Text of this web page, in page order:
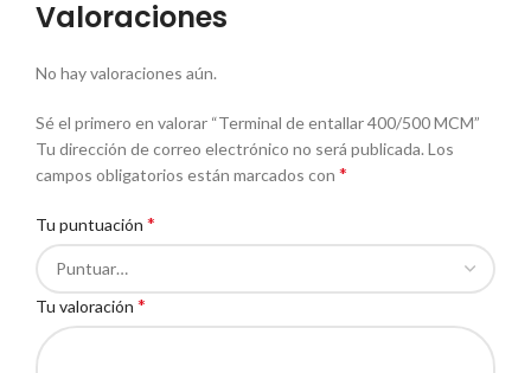
Valoraciones
No hay valoraciones aún.
Sé el primero en valorar “Terminal de entallar 400/500 MCM”
Tu dirección de correo electrónico no será publicada.Los
campos obligatorios están marcados con *
Tu puntuación *
Tu valoración *